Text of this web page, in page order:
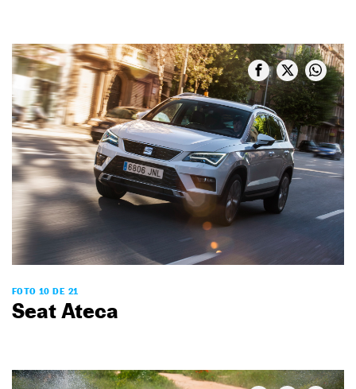
FOTO 10 DE 21
Seat Ateca